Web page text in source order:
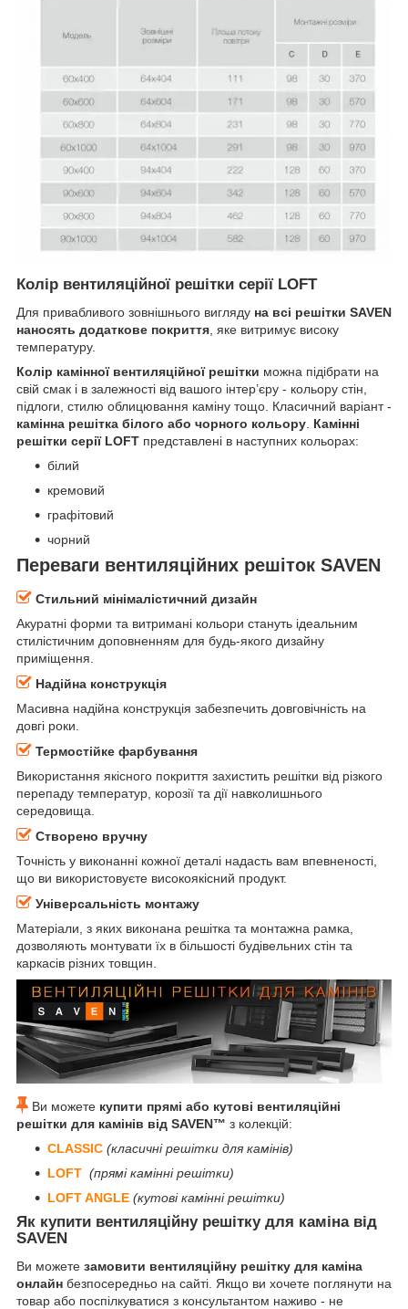
Колір вентиляційної решітки серії LOFT
Для привабливого зовнішнього вигляду на всі решітки SAVEN
наносять додаткове покриття , яке витримує високу
температуру.
Колір камінної вентиляційної решітки можна підібрати на
свій смак і в залежності від вашого інтер’єру - кольору стін,
підлоги, стилю облицювання каміну тощо. Класичний варіант -
камінна решітка білого або чорного кольору Камінні
решітки серії LOFT представлені в наступних кольорах:
білий
кремовий
графітовий
чорний
Переваги вентиляційних решіток SAVEN
Стильний мінімалістичний дизайн
Акуратні форми та витримані кольори стануть ідеальним
стилістичним доповненням для будь-якого дизайну
приміщення.
Надійна конструкція
Масивна надійна конструкція забезпечить довговічність на
довгі роки.
Термостійке фарбування
Використання якісного покриття захистить решітки від різкого
перепаду температур, корозії та дії навколишнього
середовища.
Створено вручну
Точність у виконанні кожної деталі надасть вам впевненості,
що ви використовуєте високоякісний продукт.
Універсальність монтажу
Матеріали, з яких виконана решітка та монтажна рамка,
дозволяють монтувати їх в більшості будівельних стін та
каркасів різних товщин.
Ви можете купити прямі або кутові вентиляційні
решітки для камінів від SAVEN™ з колекцій:
CLASSIC (класичні решітки для камінів)
LOFT (прямі камінні решітки)
LOFT ANGLE (кутові камінні решітки)
Як купити вентиляційну решітку для каміна від
SAVEN
Ви можете замовити вентиляційну решітку для каміна
онлайн безпосередньо на сайті. Якщо ви хочете поглянути на
товар або поспілкуватися з консультантом наживо - не